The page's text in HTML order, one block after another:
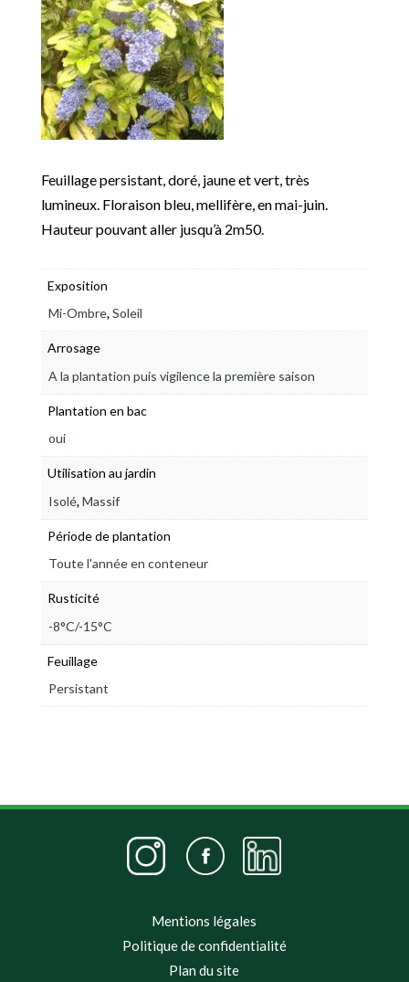
Feuillage persistant, doré, jaune et vert, très
lumineux. Floraison bleu, mellifère, en mai-juin.
Hauteur pouvant aller jusqu’à 2m50.
Exposition
Mi-Ombre,Soleil
Arrosage
A la plantation puis vigilence la première saison
Plantation en bac
oui
Utilisation au jardin
Isolé, Massif
Période de plantation
Toute l'année en conteneur
Rusticité
-8°C/-15°C
Feuillage
Persistant
Mentions légales
Politique de confidentialité
Plan du site